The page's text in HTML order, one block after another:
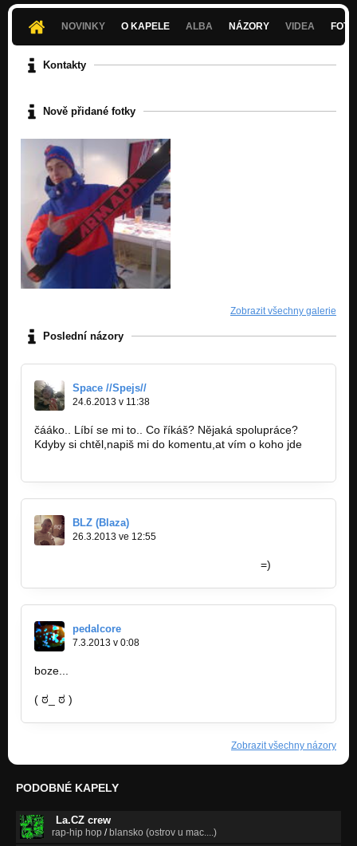
NOVINKY O KAPELE ALBA NÁZORY VIDEA
Kontakty
Nově přidané fotky
Zobrazit všechny galerie
Poslední názory
Space //Spejs//
24.6.2013 v 11:38
čááko.. Líbí se mi to.. Co říkáš? Nějaká spolupráce?
Kdyby si chtěl,napiš mi do komentu,at vím o koho jde
BLZ (Blaza)
26.3.2013 ve 12:55
=)
pedalcore
7.3.2013 v 0:08
boze...
( ಠ_ ಠ )
Zobrazit všechny názory
PODOBNÉ KAPELY
La.CZ crew
rap-hip hop /blansko (ostrov u mac....)